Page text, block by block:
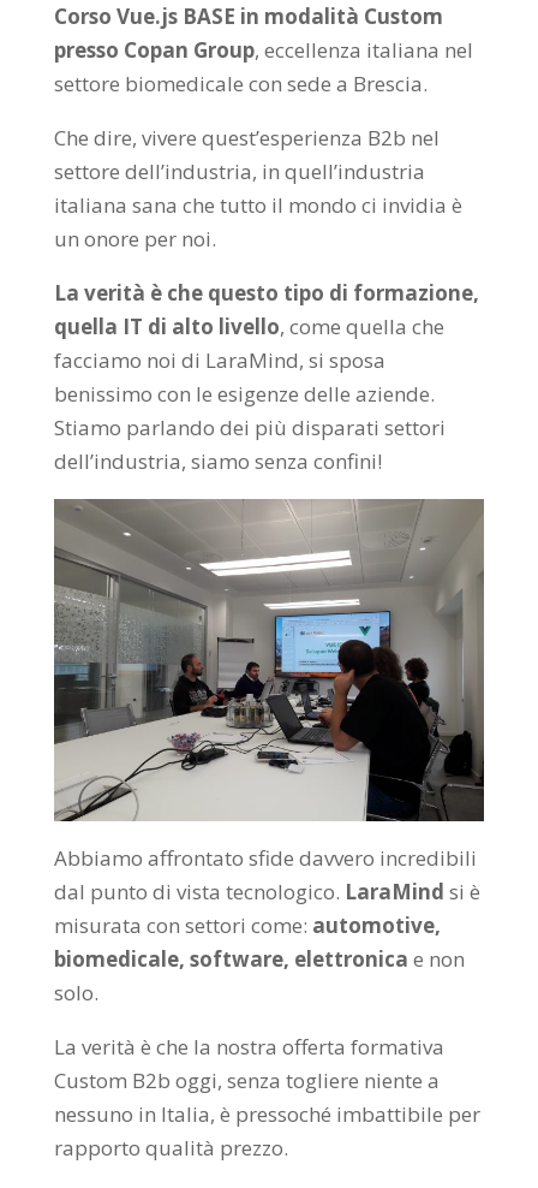
Corso Vue.js BASE in modalità Custom
presso Copan Group, eccellenza italiana nel
settore biomedicale con sede a Brescia.
Che dire, vivere quest’esperienza B2b nel
settore dell’industria, in quell’industria
italiana sana che tutto il mondo ci invidia è
un onore per noi.
La verità è che questo tipo di formazione,
quella IT di alto livello, come quella che
facciamo noi di LaraMind, si sposa
benissimo con le esigenze delle aziende.
Stiamo parlando dei più disparati settori
dell’industria, siamo senza confini!
Abbiamo affrontato sfide davvero incredibili
dal punto di vista tecnologico. LaraMind si è
misurata con settori come: automotive,
biomedicale, software, elettronica e non
solo.
La verità è che la nostra offerta formativa
Custom B2b oggi, senza togliere niente a
nessuno in Italia, è pressoché imbattibile per
rapporto qualità prezzo.